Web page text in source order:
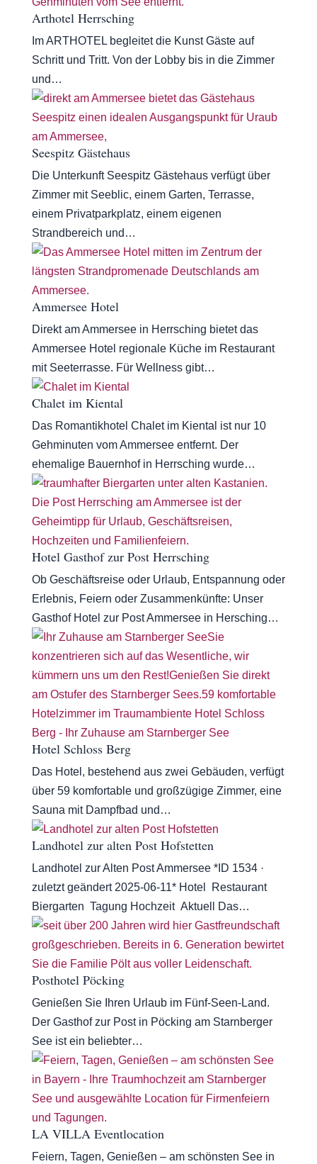
Arthotel Herrsching
Im ARTHOTEL begleitet die Kunst Gäste auf
Schritt und Tritt. Von der Lobby bis in die Zimmer
und…
Seespitz Gästehaus
Die Unterkunft Seespitz Gästehaus verfügt über
Zimmer mit Seeblic, einem Garten, Terrasse,
einem Privatparkplatz, einem eigenen
Strandbereich und…
Ammersee Hotel
Direkt am Ammersee in Herrsching bietet das
Ammersee Hotel regionale Küche im Restaurant
mit Seeterrasse. Für Wellness gibt…
Chalet im Kiental
Das Romantikhotel Chalet im Kiental ist nur 10
Gehminuten vom Ammersee entfernt. Der
ehemalige Bauernhof in Herrsching wurde…
Hotel Gasthof zur Post Herrsching
Ob Geschäftsreise oder Urlaub, Entspannung oder
Erlebnis, Feiern oder Zusammenkünfte: Unser
Gasthof Hotel zur Post Ammersee in Hersching…
Hotel Schloss Berg
Das Hotel, bestehend aus zwei Gebäuden, verfügt
über 59 komfortable und großzügige Zimmer, eine
Sauna mit Dampfbad und…
Landhotel zur alten Post Hofstetten
Landhotel zur Alten Post Ammersee *ID 1534 ·
zuletzt geändert 2025-06-11* Hotel Restaurant
Biergarten Tagung Hochzeit Aktuell Das…
Posthotel Pöcking
Genießen Sie Ihren Urlaub im Fünf-Seen-Land.
Der Gasthof zur Post in Pöcking am Starnberger
See ist ein beliebter…
LA VILLA Eventlocation
Feiern, Tagen, Genießen – am schönsten See in